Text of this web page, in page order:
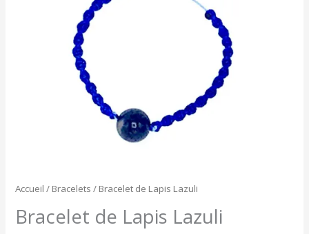
Accueil / Bracelets / Bracelet de Lapis Lazuli
Bracelet de Lapis Lazuli